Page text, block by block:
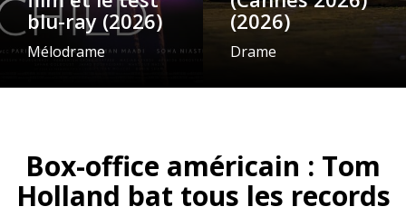
blu-ray (2026)
Mélodrame
(2026)
Drame
Box-office américain : Tom
Holland bat tous les records